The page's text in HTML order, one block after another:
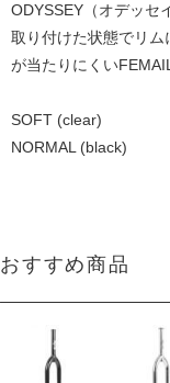
ODYSSEY（オデッセ
取り付けた状態でリ
が当たりにくい
SOFT (clear)
NORMAL (black)
おすすめ商品